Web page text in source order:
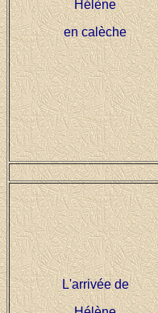
Hélène
en calèche
L'arrivée de